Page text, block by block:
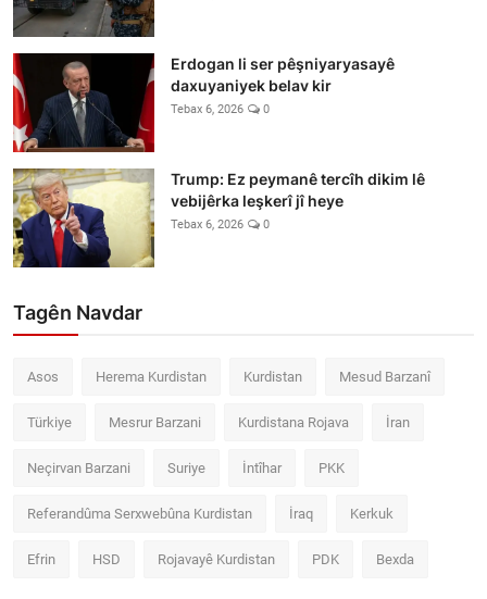
Erdogan li ser pêşniyaryasayê
daxuyaniyek belav kir
Tebax 6, 2026 0
Trump: Ez peymanê tercîh dikim lê
vebijêrka leşkerî jî heye
Tebax 6, 2026 0
Tagên Navdar
Asos Herema Kurdistan Kurdistan Mesud Barzanî
Türkiye Mesrur Barzani Kurdistana Rojava İran
Neçirvan Barzani Suriye İntîhar PKK
Referandûma Serxwebûna Kurdistan İraq Kerkuk
Efrin HSD Rojavayê Kurdistan PDK Bexda